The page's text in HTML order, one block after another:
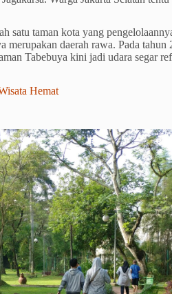
satu taman kota yang
merupakan daerah rawa. Pada tahun
Tabebuya kini jadi udara segar
Hemat